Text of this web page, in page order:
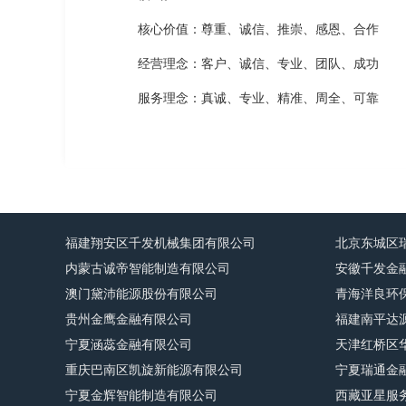
核心价值：尊重、诚信、推崇、感恩、合作
经营理念：客户、诚信、专业、团队、成功
服务理念：真诚、专业、精准、周全、可靠
福建翔安区千发机械集团有限公司
北京东城区
内蒙古诚帝智能制造有限公司
安徽千发金
澳门黛沛能源股份有限公司
青海洋良环
贵州金鹰金融有限公司
福建南平达
宁夏涵蕊金融有限公司
天津红桥区
重庆巴南区凯旋新能源有限公司
宁夏瑞通金
宁夏金辉智能制造有限公司
西藏亚星服